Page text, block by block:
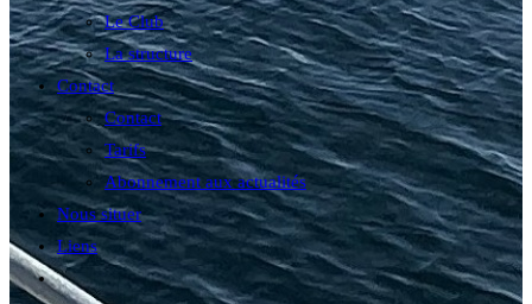
Le Club
La structure
Contact
Contact
Tarifs
Abonnement aux actualités
Nous situer
Liens
Toggle